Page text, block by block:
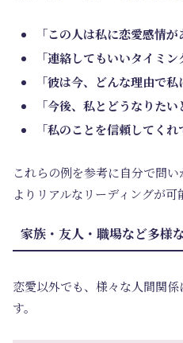
「この人は私に恋愛感情が
「連絡してもいいタイミン
「彼は今、どんな理由で
「今後、私とどうなりたい
「私のことを信頼してくれ
これらの例を参考に自分で問い
よりリアルなリーディングが可
家族・友人・職場など多様
恋愛以外でも、様々な人間関
す。